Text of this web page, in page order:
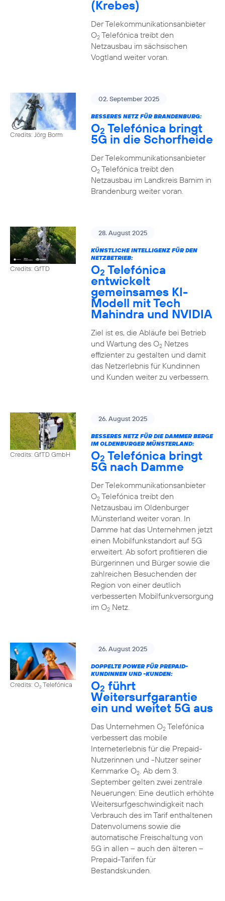
(Krebes)
Der Telekommunikationsanbieter
O2Telefónica treibt den
Netzausbau im sächsischen
Vogtland weiter voran.
Credits: Jörg Borm
02. September 2025
BESSERES NETZ FÜR BRANDENBURG:
O2 Telefónica bringt
5G in die Schorfheide
Der Telekommunikationsanbieter
O2Telefónica treibt den
Netzausbau im Landkreis Barnim in
Brandenburg weiter voran.
Credits: GfTD
28. August 2025
KÜNSTLICHE INTELLIGENZ FÜR DEN
NETZBETRIEB:
O2 Telefónica
entwickelt
gemeinsames KI-
Modell mit Tech
Mahindra und NVIDIA
Ziel ist es, die Abläufe bei Betrieb
und Wartung des O2Netzes
effizienter zu gestalten und damit
das Netzerlebnis für Kundinnen
und Kunden weiter zu verbessern.
Credits: GfTD GmbH
26. August 2025
BESSERES NETZ FÜR DIE DAMMER BERGE
IM OLDENBURGER MÜNSTERLAND:
O2 Telefónica bringt
5G nach Damme
Der Telekommunikationsanbieter
O2Telefónica treibt den
Netzausbau im Oldenburger
Münsterland weiter voran. In
Damme hat das Unternehmen jetzt
einen Mobilfunkstandort auf 5G
erweitert. Ab sofort profitieren die
Bürgerinnen und Bürger sowie die
zahlreichen Besuchenden der
Region von einer deutlich
verbesserten Mobilfunkversorgung
im O2Netz.
Credits: O2Telefónica
26. August 2025
DOPPELTE POWER FÜR PREPAID-
KUNDINNEN UND -KUNDEN:
O2 führt
Weitersurfgarantie
ein und weitet 5G aus
Das Unternehmen O2Telefónica
verbessert das mobile
Interneterlebnis für die Prepaid-
Nutzerinnen und -Nutzer seiner
Kernmarke O2. Ab dem 3.
September gelten zwei zentrale
Neuerungen: Eine deutlich erhöhte
Weitersurfgeschwindigkeit nach
Verbrauch des im Tarif enthaltenen
Datenvolumens sowie die
automatische Freischaltung von
5G in allen – auch den älteren –
Prepaid-Tarifen für
Bestandskunden.